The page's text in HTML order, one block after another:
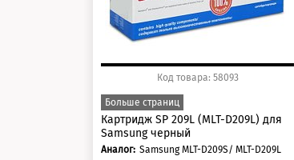
Код товара: 58093
Больше страниц
Картридж SP 209L (MLT-D209L) для
Samsung черный
Аналог: Samsung MLT-D209S/ MLT-D209L